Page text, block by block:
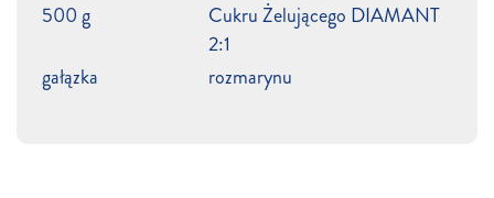
500 g
Cukru Żelującego DIAMANT
2:1
gałązka
rozmarynu